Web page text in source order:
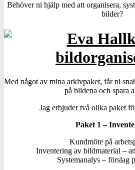
Behöver ni hjälp med att organisera,
bilder?
Med något av mina arkivpaket, får ni
på bildena och spara
Jag erbjuder två olika paket
Paket 1 –
Kundmöte på
Inventering av bildmaterial –
Systemanalys – förslag